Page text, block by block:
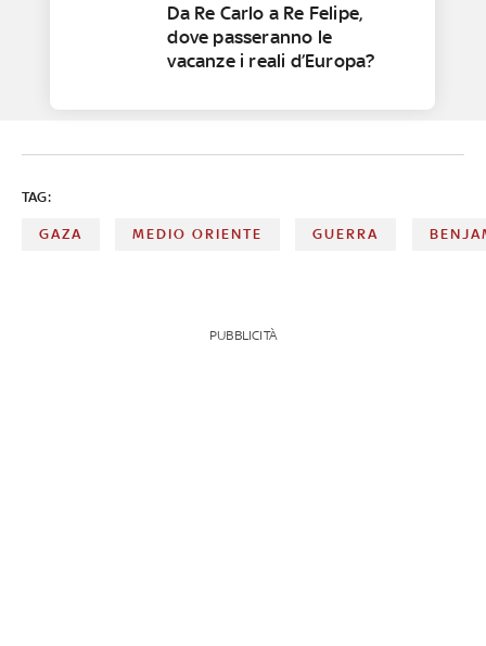
Da Re Carlo a Re Felipe,
dove passeranno le
vacanze i reali d’Europa?
TAG:
GAZA MEDIO ORIENTE GUERRA
PUBBLICITÀ